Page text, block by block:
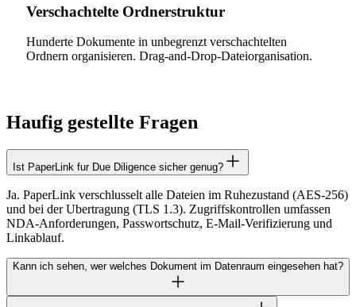
Verschachtelte Ordnerstruktur
Hunderte Dokumente in unbegrenzt verschachtelten
Ordnern organisieren. Drag-and-Drop-Dateiorganisation.
Haufig gestellte Fragen
Ist PaperLink fur Due Diligence sicher genug?
Ja. PaperLink verschlusselt alle Dateien im Ruhezustand (AES-256)
und bei der Ubertragung (TLS 1.3). Zugriffskontrollen umfassen
NDA-Anforderungen, Passwortschutz, E-Mail-Verifizierung und
Linkablauf.
Kann ich sehen, wer welches Dokument im Datenraum eingesehen hat?